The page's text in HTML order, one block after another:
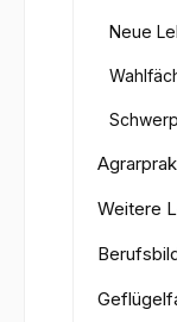
Neue
Weitere